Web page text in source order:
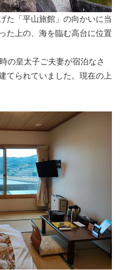
た「平山旅館」の向かいに当
た上の、海を臨む高台に位置
の皇太子ご夫妻が宿泊なさ
てられていました。現在の上